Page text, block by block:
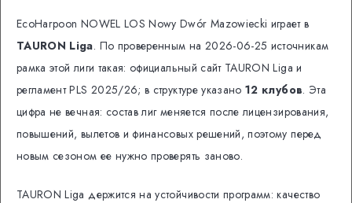
EcoHarpoon NOWEL LOS Nowy Dwór Mazowiecki играет в
TAURON Liga. По проверенным на 2026-06-25 источникам
рамка этой лиги такая: официальный сайт TAURON Liga и
регламент PLS 2025/26; в структуре указано12 клубов. Эта
цифра не вечная: состав лиг меняется после лицензирования,
повышений, вылетов и финансовых решений, поэтому перед
новым сезоном ее нужно проверять заново.
TAURON Liga держится на устойчивости программ: качество